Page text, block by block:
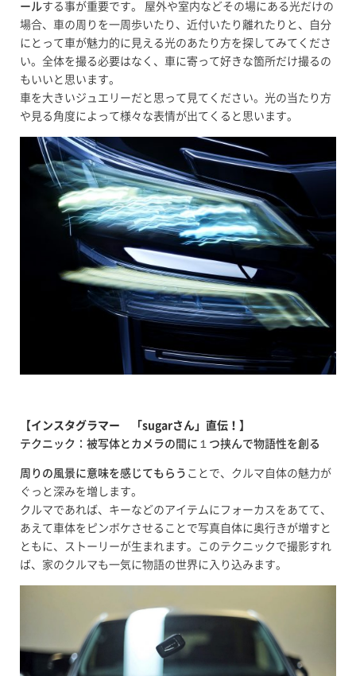
ールする事が重要です。 屋外や室内などその場にある光だけの
場合、車の周りを一周歩いたり、近付いたり離れたりと、自分
にとって車が魅力的に見える光のあたり方を探してみてくださ
い。全体を撮る必要はなく、車に寄って好きな箇所だけ撮るの
もいいと思います。
車を大きいジュエリーだと思って見てください。光の当たり方
や見る角度によって様々な表情が出てくると思います。
【インスタグラマー 「sugarさん」直伝！】
テクニック：被写体とカメラの間に１つ挟んで物語性を創る
周りの風景に意味を感じてもらう ことで、クルマ自体の魅力が
ぐっと深みを増します。
クルマであれば、キーなどのアイテムにフォーカスをあてて、
あえて車体をピンボケさせることで写真自体に奥行きが増すと
ともに、ストーリーが生まれます。このテクニックで撮影すれ
ば、家のクルマも一気に物語の世界に入り込みます。